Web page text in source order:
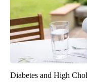
Diabetes and High